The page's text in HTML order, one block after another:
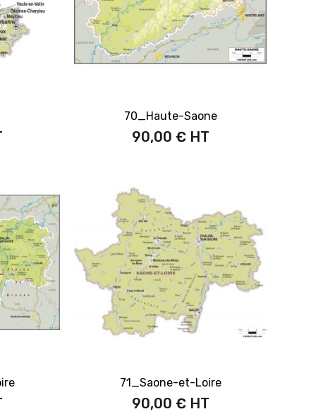
70_Haute-Saone
90,00 €
71_Saone-et-Loire
90,00 €